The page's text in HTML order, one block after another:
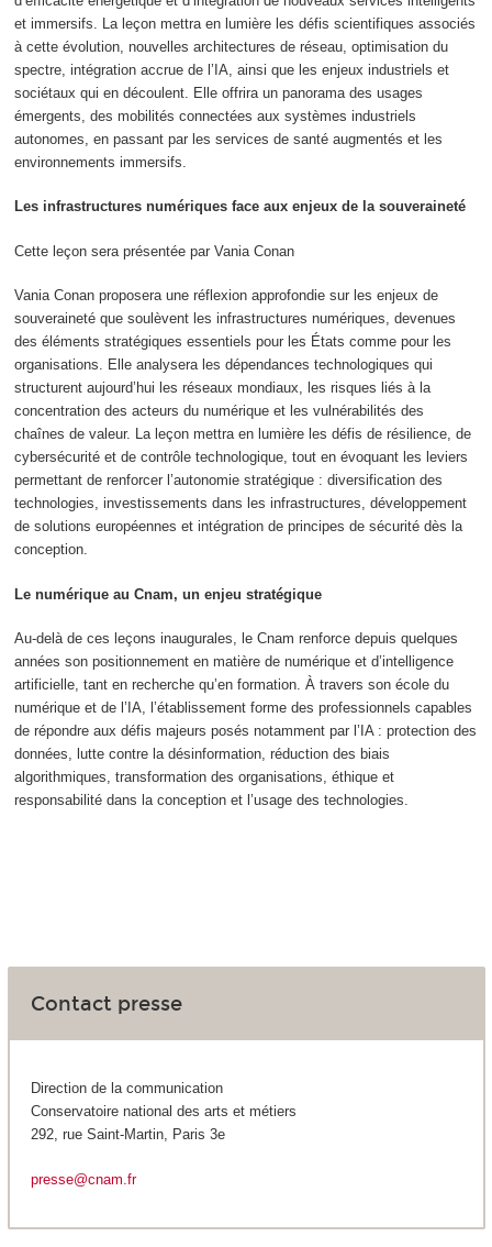
et immersifs. La leçon mettra en lumière les défis scientifiques associés
à cette évolution, nouvelles architectures de réseau, optimisation du
spectre, intégration accrue de l’IA, ainsi que les enjeux industriels et
sociétaux qui en découlent. Elle offrira un panorama des usages
émergents, des mobilités connectées aux systèmes industriels
autonomes, en passant par les services de santé augmentés et les
environnements immersifs.
Les infrastructures numériques face aux enjeux de la souveraineté
Cette leçon sera présentée par Vania Conan
Vania Conan proposera une réflexion approfondie sur les enjeux de
souveraineté que soulèvent les infrastructures numériques, devenues
des éléments stratégiques essentiels pour les États comme pour les
organisations. Elle analysera les dépendances technologiques qui
structurent aujourd’hui les réseaux mondiaux, les risques liés à la
concentration des acteurs du numérique et les vulnérabilités des
chaînes de valeur. La leçon mettra en lumière les défis de résilience, de
cybersécurité et de contrôle technologique, tout en évoquant les leviers
permettant de renforcer l’autonomie stratégique : diversification des
technologies, investissements dans les infrastructures, développement
de solutions européennes et intégration de principes de sécurité dès la
conception.
Le numérique au Cnam, un enjeu stratégique
Au-delà de ces leçons inaugurales, le Cnam renforce depuis quelques
années son positionnement en matière de numérique et d’intelligence
artificielle, tant en recherche qu’en formation. À travers son école du
numérique et de l’IA, l’établissement forme des professionnels capables
de répondre aux défis majeurs posés notamment par l’IA : protection des
données, lutte contre la désinformation, réduction des biais
algorithmiques, transformation des organisations, éthique et
responsabilité dans la conception et l’usage des technologies.
Contact presse
Direction de la communication
Conservatoire national des arts et métiers
292, rue Saint-Martin, Paris 3e
presse@cnam.fr